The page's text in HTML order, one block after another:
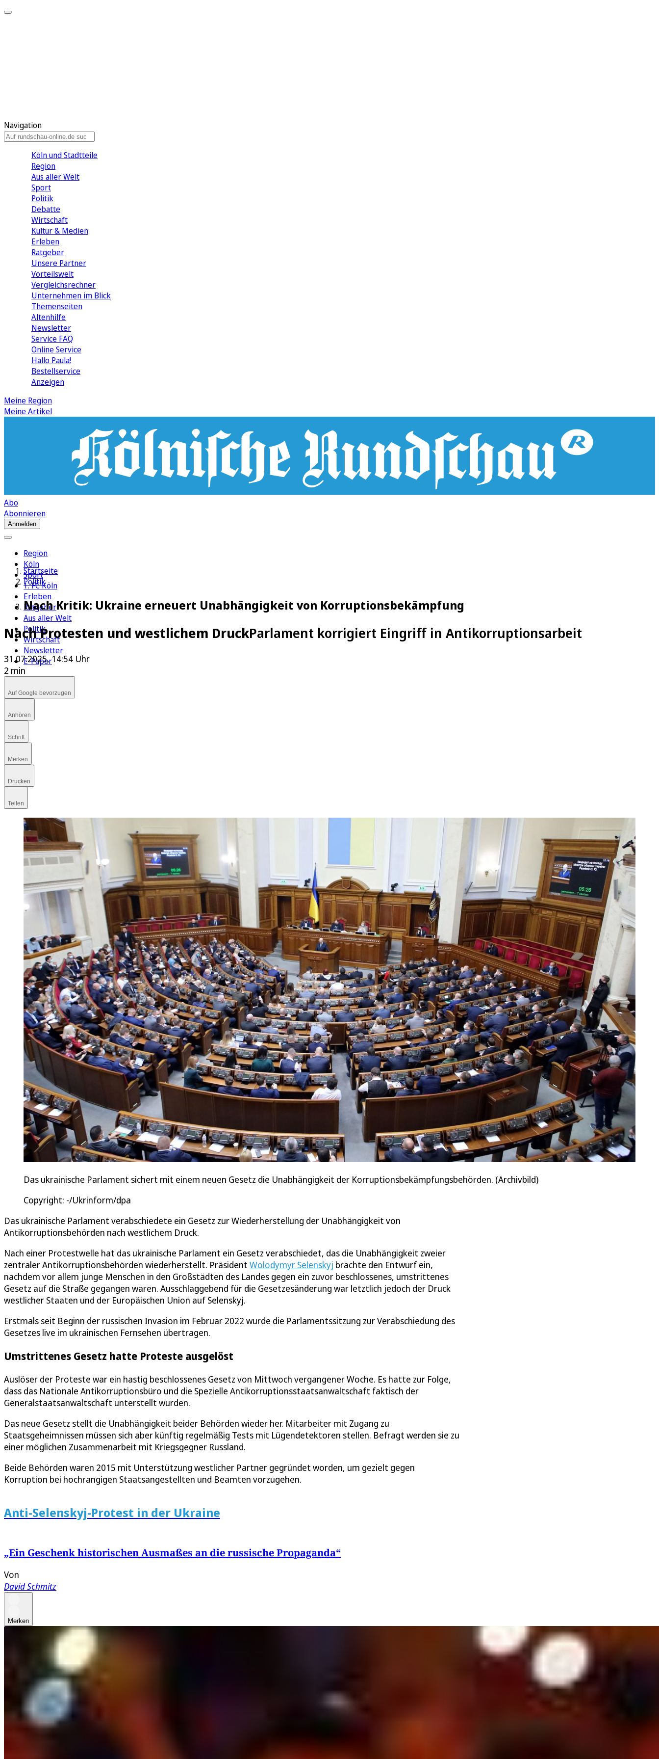
Navigation
Köln und Stadtteile
Region
Aus aller Welt
Sport
Politik
Debatte
Wirtschaft
Kultur & Medien
Erleben
Ratgeber
Unsere Partner
Vorteilswelt
Vergleichsrechner
Unternehmen im Blick
Themenseiten
Altenhilfe
Newsletter
Service FAQ
Online Service
Hallo Paula!
Bestellservice
Anzeigen
Meine Region
Meine Artikel
Abo
Abonnieren
Anmelden
Region
Köln
Sport
1. FC Köln
Erleben
Ratgeber
Aus aller Welt
Politik
Wirtschaft
Newsletter
E-Paper
Startseite
Politik
Nach Kritik: Ukraine erneuert Unabhängigkeit von Korruptionsbekämpfung
Nach Protesten und westlichem DruckParlament korrigiert Eingriff in Antikorruptionsarbeit
31.07.2025, 14:54 Uhr
2 min
Auf Google bevorzugen
Anhören
Schrift
Merken
Drucken
Teilen
Das ukrainische Parlament sichert mit einem neuen Gesetz die Unabhängigkeit der Korruptionsbekämpfungsbehörden. (Archivbild)
Copyright: -/Ukrinform/dpa
Das ukrainische Parlament verabschiedete ein Gesetz zur Wiederherstellung der Unabhängigkeit von
Antikorruptionsbehörden nach westlichem Druck.
Nach einer Protestwelle hat das ukrainische Parlament ein Gesetz verabschiedet, das die Unabhängigkeit zweier
zentraler Antikorruptionsbehörden wiederherstellt. Präsident Wolodymyr Selenskyj brachte den Entwurf ein,
nachdem vor allem junge Menschen in den Großstädten des Landes gegen ein zuvor beschlossenes, umstrittenes
Gesetz auf die Straße gegangen waren. Ausschlaggebend für die Gesetzesänderung war letztlich jedoch der Druck
westlicher Staaten und der Europäischen Union auf Selenskyj.
Erstmals seit Beginn der russischen Invasion im Februar 2022 wurde die Parlamentssitzung zur Verabschiedung des
Gesetzes live im ukrainischen Fernsehen übertragen.
Umstrittenes Gesetz hatte Proteste ausgelöst
Auslöser der Proteste war ein hastig beschlossenes Gesetz von Mittwoch vergangener Woche. Es hatte zur Folge,
dass das Nationale Antikorruptionsbüro und die Spezielle Antikorruptionsstaatsanwaltschaft faktisch der
Generalstaatsanwaltschaft unterstellt wurden.
Das neue Gesetz stellt die Unabhängigkeit beider Behörden wieder her. Mitarbeiter mit Zugang zu
Staatsgeheimnissen müssen sich aber künftig regelmäßig Tests mit Lügendetektoren stellen. Befragt werden sie zu
einer möglichen Zusammenarbeit mit Kriegsgegner Russland.
Beide Behörden waren 2015 mit Unterstützung westlicher Partner gegründet worden, um gezielt gegen
Korruption bei hochrangigen Staatsangestellten und Beamten vorzugehen.
Anti-Selenskyj-Protest in der Ukraine
„Ein Geschenk historischen Ausmaßes an die russische Propaganda“
Von
David Schmitz
Merken